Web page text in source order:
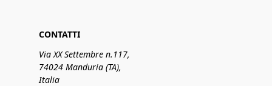
CONTATTI
Via XX Settembre n.117,
74024 Manduria (TA),
Italia